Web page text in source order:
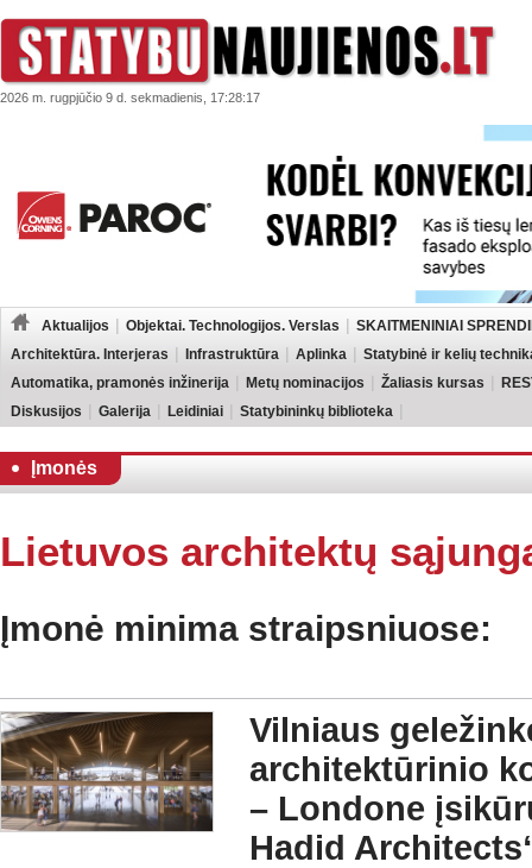
2026 m. rugpjūčio 9 d. sekmadienis, 17:28:17
Aktualijos Objektai. Technologijos. Verslas
SKAITMENINIAI
Architektūra. Interjeras
Infrastruktūra Aplinka
Statybinė ir kelių
Automatika, pramonės inžinerija
Metų nominacijos Žaliasis kursas
Diskusijos
Galerija Leidiniai Statybininkų biblioteka
Įmonės
Lietuvos architektų
Įmonė minima straipsniuose:
Vilniaus
architektūrinio
– Londone
Hadid